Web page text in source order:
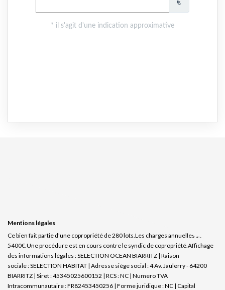
Mentions légales
Ce bien fait partie d'une copropriété de 280 lots.Les charges annuelles sont de
5400€.Une procédure est en cours contre le syndic de copropriété.Affichage
des informations légales : SELECTION OCEAN BIARRITZ | Raison
sociale : SELECTION HABITAT | Adresse siège social : 4 Av. Jaulerry - 64200
BIARRITZ | Siret : 45345025600152 | RCS : NC | Numero TVA
Intracommunautaire : FR82453450256 | Forme juridique : NC | Capital